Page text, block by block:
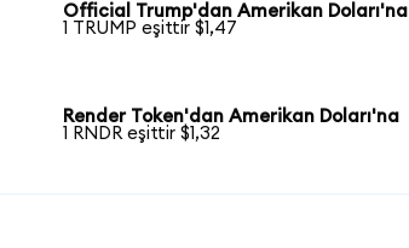
Official Trump'dan Amerikan Doları'na
1 TRUMP eşittir $1,47
Render Token'dan Amerikan Doları'na
1 RNDR eşittir $1,32